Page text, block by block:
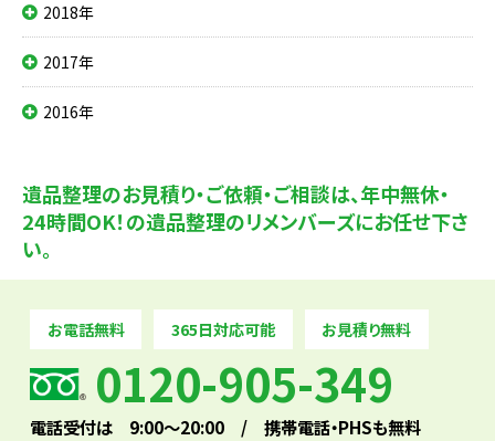
2018年
2017年
2016年
遺品整理のお見積り・ご依頼・ご相談は、年中無休・
24時間OK！の遺品整理のリメンバーズにお任せ下さ
い。
お電話無料 365日対応可能 お見積り無料
0120-905-349
電話受付は 9:00～20:00 / 携帯電話・PHSも無料